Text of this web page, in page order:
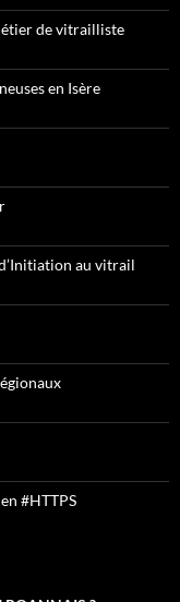
de vitrailliste
en Isère
au vitrail
#HTTPS